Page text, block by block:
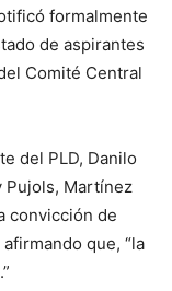
formalmente
de aspirantes
Comité Central
del PLD, Danilo
Pujols, Martínez
convicción de
que, “la